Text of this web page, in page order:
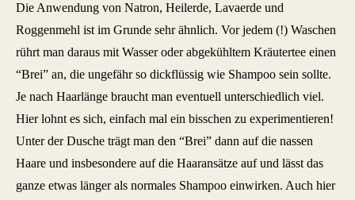
Die Anwendung von Natron, Heilerde, Lavaerde und
Roggenmehl ist im Grunde sehr ähnlich. Vor jedem (!) Waschen
rührt man daraus mit Wasser oder abgekühltem Kräutertee einen
“Brei” an, die ungefähr so dickflüssig wie Shampoo sein sollte.
Je nach Haarlänge braucht man eventuell unterschiedlich viel.
Hier lohnt es sich, einfach mal ein bisschen zu experimentieren!
Unter der Dusche trägt man den “Brei” dann auf die nassen
Haare und insbesondere auf die Haaransätze auf und lässt das
ganze etwas länger als normales Shampoo einwirken. Auch hier